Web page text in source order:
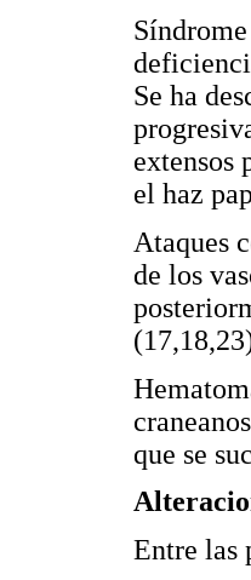
Se ha
extensos
el haz
Ataques
de los
que se
Entre las